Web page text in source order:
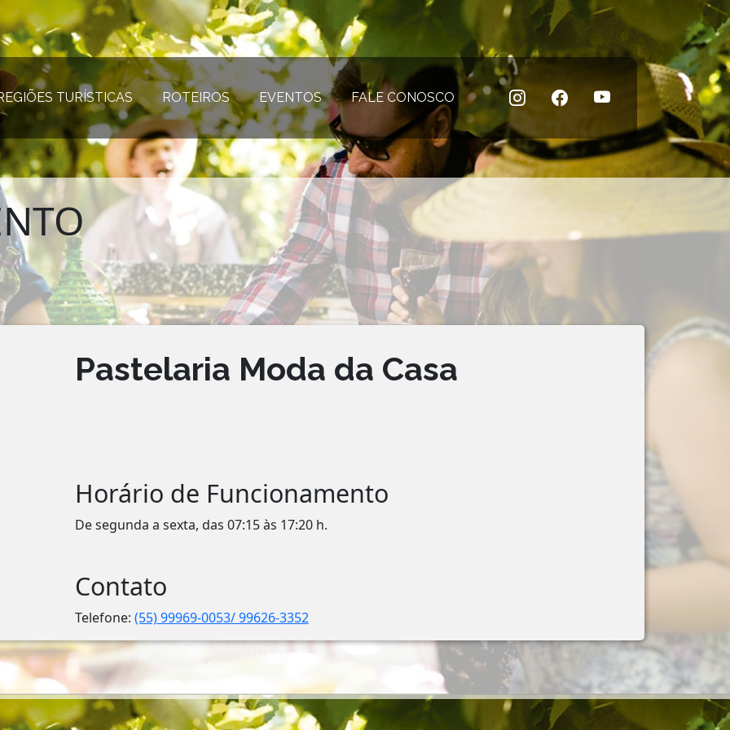
TURÍSTICAS(página atual)
ROTEIROS(página atual)
EVENTOS(página atual)
FALE CONOSCO (página atual)
Pastelaria Moda da Casa
Horário de Funcionamento
De segunda a sexta, das 07:15 às 17:20 h.
Contato
Telefone: (55) 99969-0053/ 99626-3352